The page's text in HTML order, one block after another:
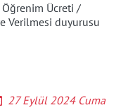
Öğrenim Ücreti /
Verilmesi duyurusu
27 Eylül 2024 Cuma